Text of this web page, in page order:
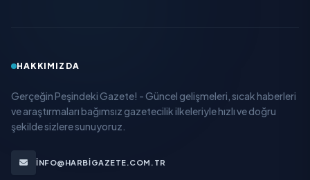
HAKKIMIZDA
Gerçeğin Peşindeki Gazete! - Güncel gelişmeleri, sıcak haberleri
ve araştırmaları bağımsız gazetecilik ilkeleriyle hızlı ve doğru
şekilde sizlere sunuyoruz.
INFO@HARBIGAZETE.COM.TR